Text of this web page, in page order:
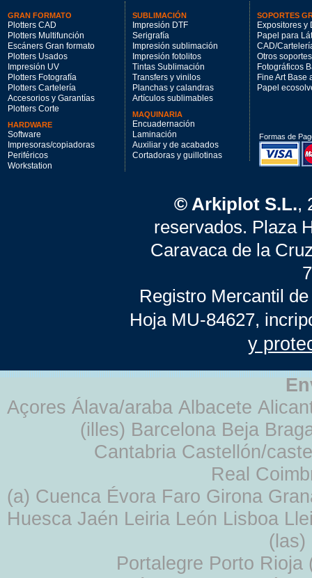
GRAN FORMATO
Plotters CAD
Plotters Multifunción
Escáners Gran formato
Plotters Usados
Impresión UV
Plotters Fotografía
Plotters Cartelería
Accesorios y Garantías
Plotters Corte
HARDWARE
Software
Impresoras/copiadoras
Periféricos
Workstation
SUBLIMACIÓN
Impresión DTF
Serigrafía
Impresión sublimación
Impresión fotolitos
Tintas Sublimación
Transfers y vinilos
Planchas y calandras
Artículos sublimables
MAQUINARIA
Encuadernación
Laminación
Auxiliar y de acabados
Cortadoras y guillotinas
SOPORTES
Expositores y
Papel para
CAD/
Otros soportes
Fotográficos
Fine Art Base
Papel
Formas de
© Arkiplot S.L.,
reservados. Plaza
Caravaca de la
Registro Mercantil
Hoja MU-84627,
y
Açores Álava/araba Albacete
(illes) Barcelona Beja
Cantabria Castellón/
Real
(a) Cuenca Évora Faro Girona
Huesca Jaén Leiria León Lisboa
Portalegre Porto